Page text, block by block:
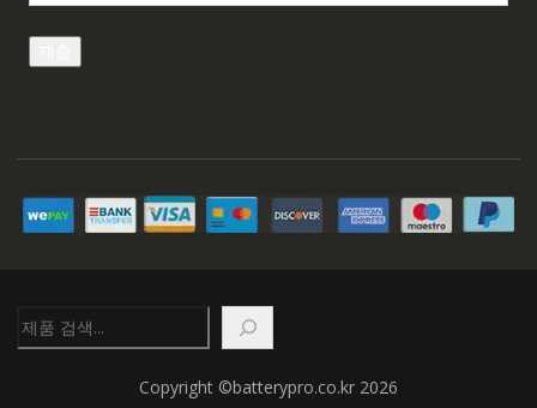
색
Copyright ©batterypro.co.kr 2026